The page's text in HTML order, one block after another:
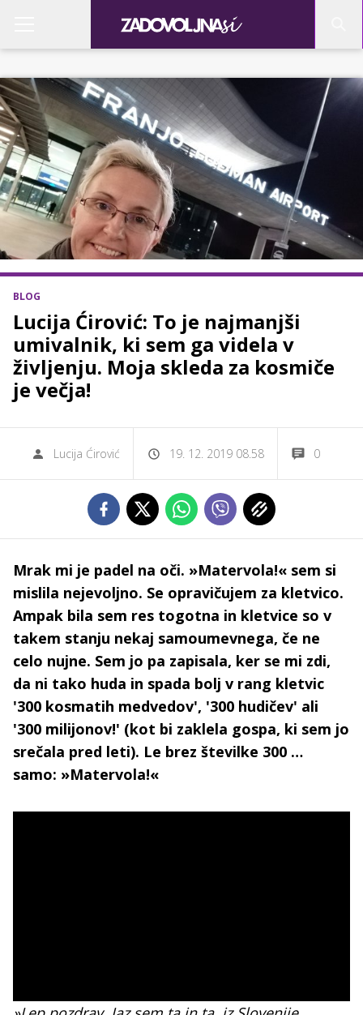
BLOG
Lucija Ćirović: To je najmanjši
umivalnik, ki sem ga videla v
življenju. Moja skleda za kosmiče
je večja!
Lucija Ćirović 19. 12. 2019 08.58 0
Mrak mi je padel na oči. »Matervola!« sem si
mislila nejevoljno. Se opravičujem za kletvico.
Ampak bila sem res togotna in kletvice so v
takem stanju nekaj samoumevnega, če ne
celo nujne. Sem jo pa zapisala, ker se mi zdi,
da ni tako huda in spada bolj v rang kletvic
'300 kosmatih medvedov', '300 hudičev' ali
'300 milijonov!' (kot bi zaklela gospa, ki sem jo
srečala pred leti). Le brez številke 300 …
samo: »Matervola!«